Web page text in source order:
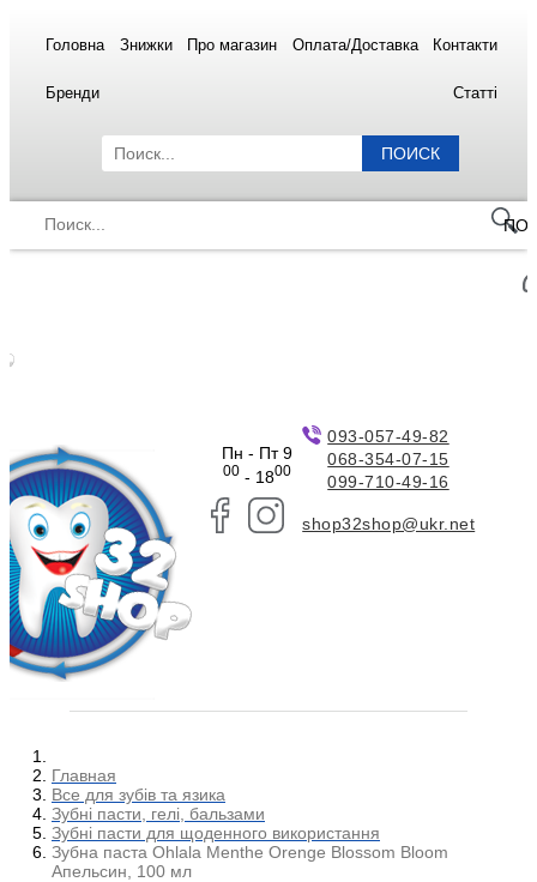
Головна Знижки Про магазин Оплата/Доставка Контакти
Бренди Статті
ПОИСК
Пн - Пт 9
00- 1800
093-057-49-82
068-354-07-15
099-710-49-16
shop32shop@ukr.net
Главная
Все для зубів та язика
Зубні пасти, гелі, бальзами
Зубні пасти для щоденного використання
Зубна паста Ohlala Menthe Orenge Blossom Bloom
Апельсин, 100 мл